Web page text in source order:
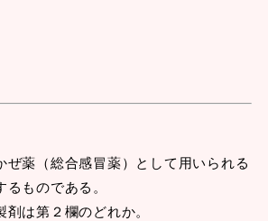
ぜ薬（総合感冒薬）として用いられる
ものである。
は第２欄のどれか。